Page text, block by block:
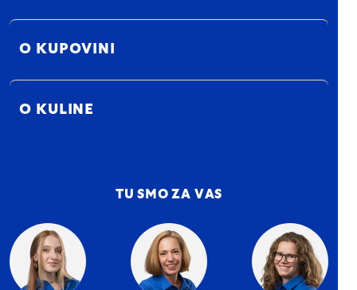
O KUPOVINI
O KULINE
TU SMO ZA VAS